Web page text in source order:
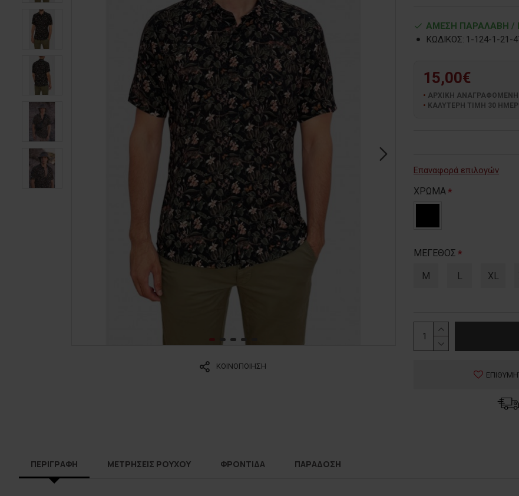
ΚΟΙΝΟΠΟΙΗΣΗ
ΑΜΕΣΗ ΠΑΡΑΛΑΒΗ /
ΚΩΔΙΚΟΣ: 1-124-1-21-
15,00€
ΑΡΧΙΚΗ ΑΝΑΓΡΑΦΟΜΕΝΗ
ΚΑΛΥΤΕΡΗ ΤΙΜΗ 30
Επαναφορά επιλογών
ΧΡΩΜΑ
ΜΕΓΕΘΟΣ
M L XL
ΠΕΡΙΓΡΑΦΗ ΜΕΤΡΗΣΕΙΣ ΡΟΥΧΟΥ ΦΡΟΝΤΙΔΑ ΠΑΡΑΔΟΣΗ